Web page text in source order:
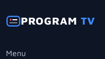
PROGRAMTV
Menu